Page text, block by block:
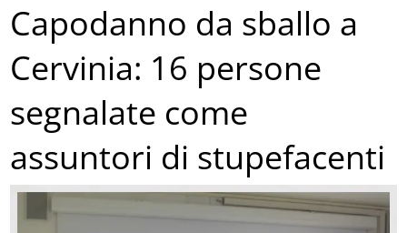
Capodanno da sballo a
Cervinia: 16 persone
segnalate come
assuntori di stupefacenti